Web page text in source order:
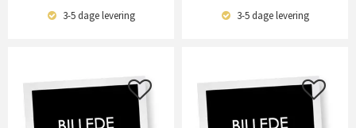
3-5 dagelevering 3-5 dagelevering